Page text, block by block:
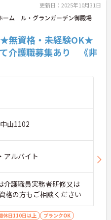
更新日：2025年10月31日
ーム ル・グランガーデン御殿場
無資格・未経験OK★
介護職募集あり 《非
山1102
アルバイト
護職員実務者研修又は
格の方もご相談ください
休日110日以上
ブランクOK